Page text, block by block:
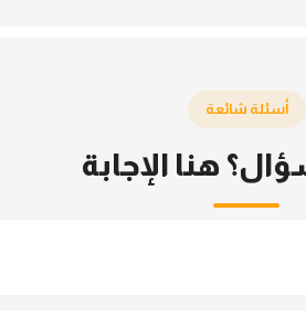
أسئلة شائعة
هنا الإجابة